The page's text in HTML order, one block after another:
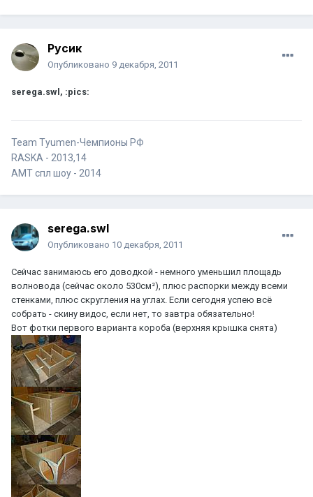
Русик
Опубликовано 9 декабря, 2011
serega.swl, :pics:
Team Tyumen-Чемпионы РФ
RASKA - 2013,14
AMT спл шоу - 2014
serega.swl
Опубликовано 10 декабря, 2011
Сейчас занимаюсь его доводкой - немного уменьшил площадь
волновода (сейчас около 530см²), плюс распорки между всеми
стенками, плюс скругления на углах. Если сегодня успею всё
собрать - скину видос, если нет, то завтра обязательно!
Вот фотки первого варианта короба (верхняя крышка снята)